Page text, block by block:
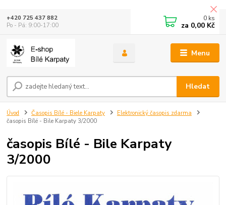
Menu
Hledat
+420 725 437 882
Po - Pá: 9:00-17:00
0 ks
za 0,00 Kč
Úvod Časopis Bílé - Biele Karpaty
Elektronický časopis zdarma
časopis Bílé - Bile Karpaty 3/2000
časopis Bílé - Bile Karpaty
3/2000